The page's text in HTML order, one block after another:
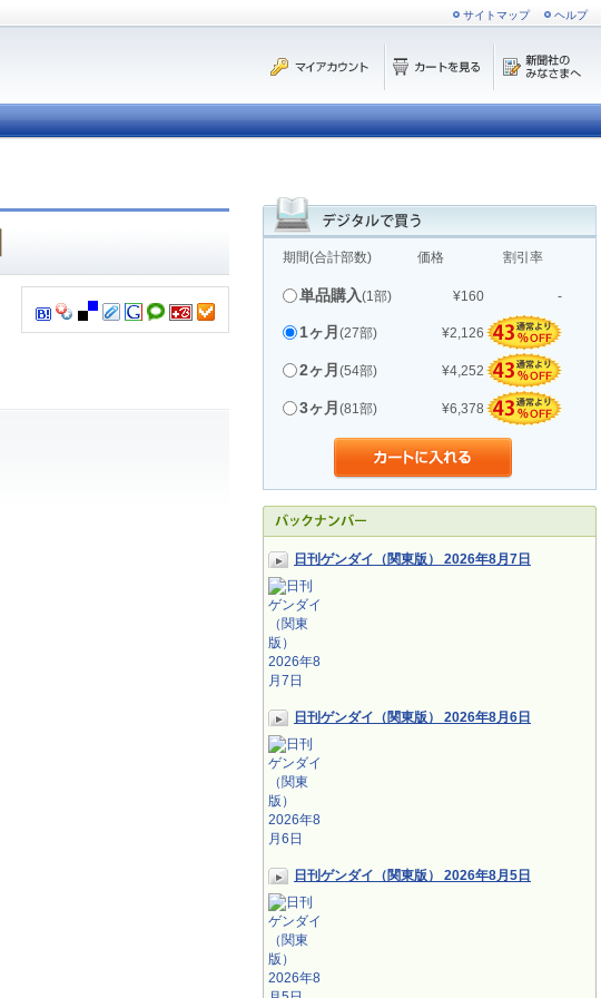
サイトマップ ヘルプ
期間(合計部数) 価格 割引率
単品購入(1部) ¥160 -
1ヶ月 (27部) ¥2,126
2ヶ月 (54部) ¥4,252
3ヶ月 (81部) ¥6,378
日刊ゲンダイ（関東版） 2026年8月7日
日刊ゲンダイ（関東版） 2026年8月6日
日刊ゲンダイ（関東版） 2026年8月5日